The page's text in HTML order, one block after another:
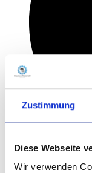
Zustimmung
Diese Webseite
Wir verwenden